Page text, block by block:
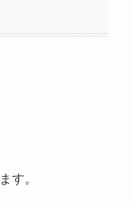
す。